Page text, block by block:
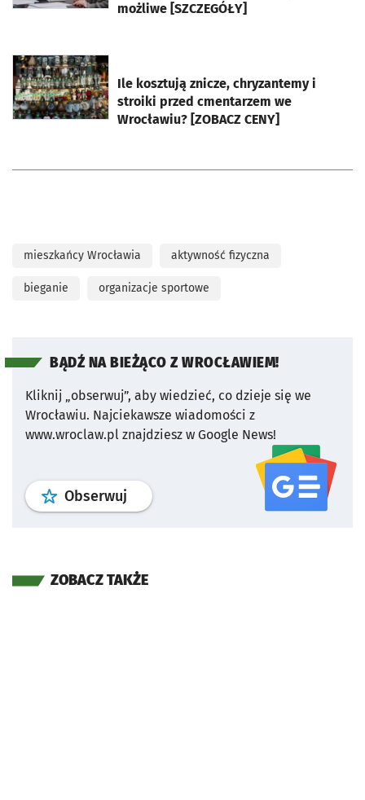
możliwe [SZCZEGÓŁY]
Ile kosztują znicze, chryzantemy i
stroiki przed cmentarzem we
Wrocławiu? [ZOBACZ CENY]
otworzy się w nowej karcie
mieszkańcy Wrocławia aktywność fizyczna
bieganie organizacje sportowe
BĄDŹ NA BIEŻĄCO Z WROCŁAWIEM!
Kliknij „obserwuj”, aby wiedzieć, co dzieje się we
Wrocławiu. Najciekawsze wiadomości z
www.wroclaw.pl znajdziesz w Google News!
Obserwuj profil serwisu
ZOBACZ TAKŻE